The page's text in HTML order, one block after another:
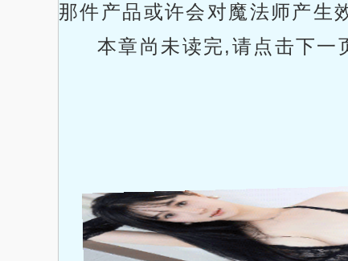
那件产品或许会对魔法师产生
本章尚未读完,请点击下